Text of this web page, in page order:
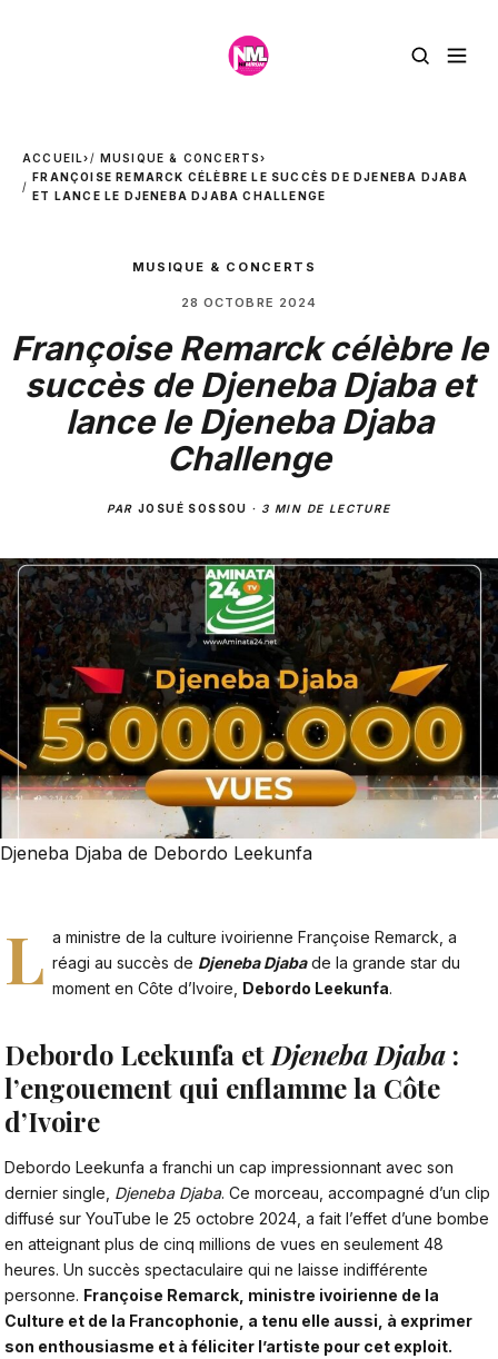
ACCUEIL› MUSIQUE & CONCERTS›
FRANÇOISE REMARCK CÉLÈBRE LE SUCCÈS DE DJENEBA DJABA
ET LANCE LE DJENEBA DJABA CHALLENGE
MUSIQUE & CONCERTS
28 OCTOBRE 2024
Françoise Remarck célèbre le
succès de Djeneba Djaba et
lance le Djeneba Djaba
Challenge
PARJOSUÉ SOSSOU · 3 MIN DE LECTURE
Djeneba Djaba de Debordo Leekunfa
L a ministre de la culture ivoirienne Françoise Remarck, a
réagi au succès de Djeneba Djabade la grande star du
moment en Côte d’Ivoire, Debordo Leekunfa.
Debordo Leekunfa et Djeneba Djaba :
l’engouement qui enflamme la Côte
d’Ivoire
Debordo Leekunfa a franchi un cap impressionnant avec son
dernier single, Djeneba Djaba. Ce morceau, accompagné d’un clip
diffusé sur YouTube le 25 octobre 2024, a fait l’effet d’une bombe
en atteignant plus de cinq millions de vues en seulement 48
heures. Un succès spectaculaire qui ne laisse indifférente
personne. Françoise Remarck, ministre ivoirienne de la
Culture et de la Francophonie, a tenu elle aussi, à exprimer
son enthousiasme et à féliciter l’artiste pour cet exploit.